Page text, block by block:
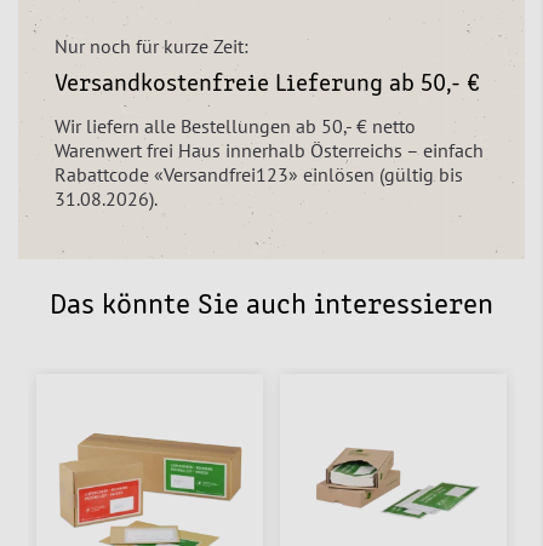
Nur noch für kurze Zeit:
Versandkostenfreie Lieferung ab 50,- €
Wir liefern alle Bestellungen ab 50,- € netto
Warenwert frei Haus innerhalb Österreichs – einfach
Rabattcode «Versandfrei123» einlösen (gültig bis
31.08.2026).
Das könnte Sie auch interessieren